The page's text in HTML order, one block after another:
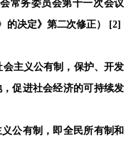
常务委员会第十一次会议
的决定》第二次修正） [2]
主义公有制，保护、开发
促进社会经济的可持续发
公有制，即全民所有制和